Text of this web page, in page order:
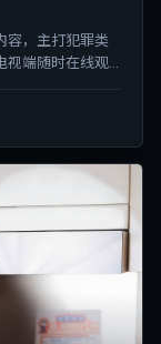
容，主打犯罪类
视端随时在线观